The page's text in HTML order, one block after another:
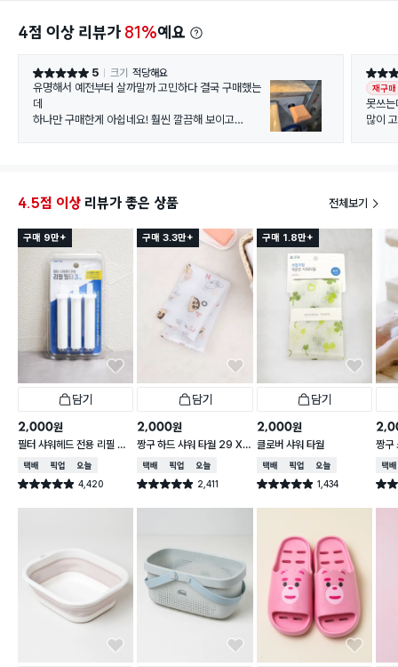
4점 이상 리뷰가 81%예요
별점 5점 5 크기 적당해요
유명해서 예전부터 살까말까 고민하다 결국 구매했는
데
하나만 구매한게 아쉽네요! 훨씬 깔끔해 보이고
싶네요ㅎㅎ녹만 안쓴다면 좋겠어요!!
별점 5
재구매
못쓰는
많이
4.5점 이상 리뷰가 좋은 상품 전체보기
구매 9만+
담기
2,000원
필터 샤워헤드 전용 리필 필
터 3개입
택배배송매장픽업오늘배송
별점 4.9점 4,420
건 작성
구매 3.3만+
담기
2,000원
짱구 하드 샤워 타월 29 X
95 cm
택배배송매장픽업오늘배송
별점 4.9점 2,411
건 작성
구매 1.8만+
담기
2,000원
클로버 샤워 타월
택배배송매장픽업오늘배송
별점 4.9점 1,434
건 작성
짱구
X
택배
별점